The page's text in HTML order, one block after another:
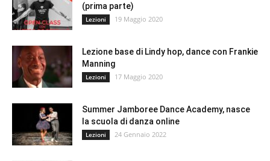
(prima parte)
Lezioni 19 Maggio 2020
Lezione base di Lindy hop, dance con Frankie
Manning
Lezioni 17 Maggio 2020
Summer Jamboree Dance Academy, nasce
la scuola di danza online
Lezioni 24 Gennaio 2022